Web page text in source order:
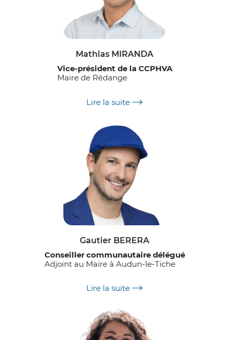
Mathias MIRANDA
Vice-président de la CCPHVA
Maire de Rédange
Transition énergétique
Lire la suite
Gautier BERERA
Conseiller communautaire délégué
Adjoint au Maire à Audun-le-Tiche
DéchetsLire la suite